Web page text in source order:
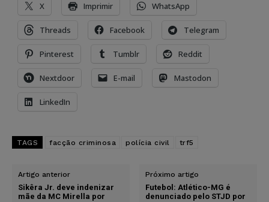
X Imprimir WhatsApp
Threads Facebook Telegram
Pinterest Tumblr Reddit
Nextdoor E-mail Mastodon
LinkedIn
TAGS facção criminosa polícia civil trf5
Artigo anterior
Sikêra Jr. deve indenizar
mãe da MC Mirella por
Próximo artigo
Futebol: Atlético-MG é
denunciado pelo STJD por